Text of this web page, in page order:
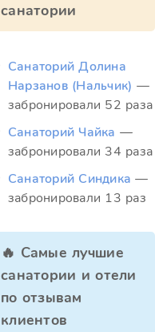
санатории
Санаторий Долина
Нарзанов (Нальчик) —
забронировали 52 раза
Санаторий Чайка —
забронировали 34 раза
Санаторий Синдика —
забронировали 13 раз
🔥 Самые лучшие
санатории и отели
по отзывам
клиентов